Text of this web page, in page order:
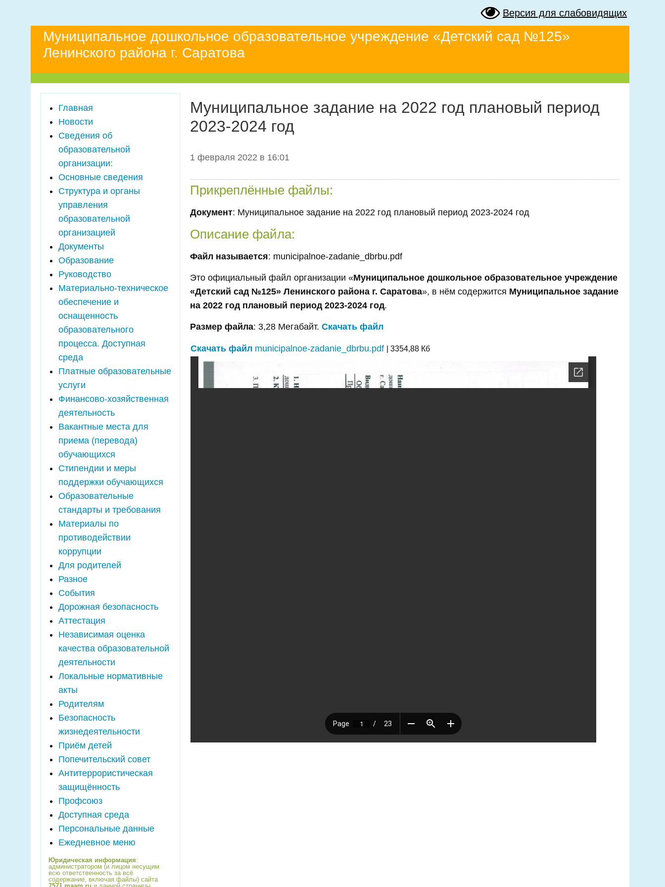
Версия для слабовидящих
Муниципальное дошкольное образовательное учреждение «Детский сад №125»
Ленинского района г. Саратова
Главная
Новости
Сведения об
образовательной
организации:
Основные сведения
Структура и органы
управления
образовательной
организацией
Документы
Образование
Руководство
Материально-техническое
обеспечение и
оснащенность
образовательного
процесса. Доступная
среда
Платные образовательные
услуги
Финансово-хозяйственная
деятельность
Вакантные места для
приема (перевода)
обучающихся
Стипендии и меры
поддержки обучающихся
Образовательные
стандарты и требования
Материалы по
противодействии
коррупции
Для родителей
Разное
События
Дорожная безопасность
Аттестация
Независимая оценка
качества образовательной
деятельности
Локальные нормативные
акты
Родителям
Безопасность
жизнедеятельности
Приём детей
Попечительский совет
Антитеррористическая
защищённость
Профсоюз
Доступная среда
Персональные данные
Ежедневное меню
Юридическая информация:
администратором (и лицом несущим
всю ответственность за всё
содержание, включая файлы) сайта
Муниципальное задание на 2022 год плановый период
2023-2024 год
1 февраля 2022 в 16:01
Прикреплённые файлы:
Документ: Муниципальное задание на 2022 год плановый период 2023-2024 год
Описание файла:
Файл называется: municipalnoe-zadanie_dbrbu.pdf
Это официальный файл организации «Муниципальное дошкольное образовательное учреждение
«Детский сад №125» Ленинского района г. Саратова», в нём содержится Муниципальное задание
на 2022 год плановый период 2023-2024 год.
Размер файла: 3,28 Мегабайт. Скачать файл
Скачать файл municipalnoe-zadanie_dbrbu.pdf | 3354,88 Кб